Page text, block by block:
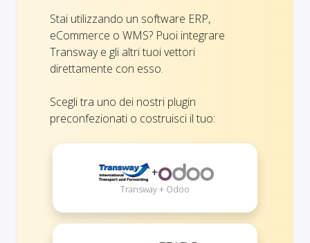
Stai utilizzando un software ERP,
eCommerce o WMS? Puoi integrare
Transway e gli altri tuoi vettori
direttamente con esso.
Scegli tra uno dei nostri plugin
preconfezionati o costruisci il tuo:
+
Transway + Odoo